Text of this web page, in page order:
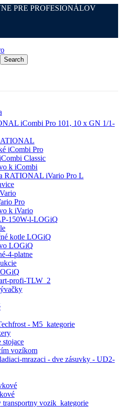
PRE PROFESIONÁLOV
Search
iCombi Pro
Classic
k iCombi
Pro
k iVario
kotle LOGiQ
LOGiQ
stojace
vozíkom